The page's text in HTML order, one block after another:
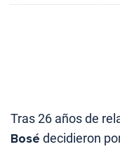
Tras 26 años de
Bosé decidieron